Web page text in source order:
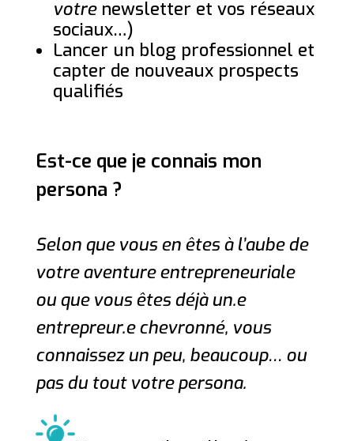
votrenewsletter et vos réseaux
sociaux…)
Lancer un blog professionnel et
capter de nouveaux prospects
qualifiés
Est-ce que je connais mon
persona ?
Selon que vous en êtes à l’aube de
votre aventure entrepreneuriale
ou que vous êtes déjà un.e
entrepreur.e chevronné, vous
connaissez un peu, beaucoup… ou
pas du tout votre persona.